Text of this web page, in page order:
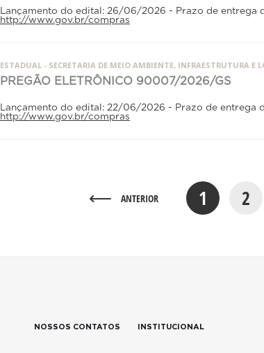
Lançamento do edital: 26/06/2026 - Prazo de entrega
http://www.gov.br/compras
ESTADUAL - SECRETARIA DE MEIO AMBIENTE, INFRAESTRUTURA E
PREGÃO ELETRÔNICO 90007/2026/GS
Lançamento do edital: 22/06/2026 - Prazo de entrega
http://www.gov.br/compras
ANTERIOR 1 2
NOSSOS CONTATOS INSTITUCIONAL